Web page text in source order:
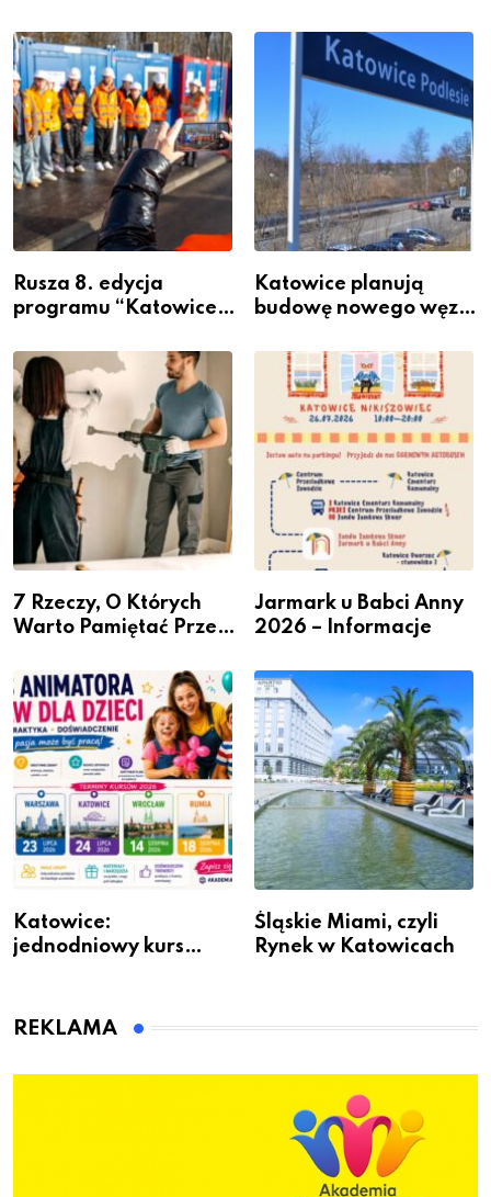
Rusza 8. edycja
programu “Katowice
– nabór dla
przedsiębiorców
Katowice planują
budowę nowego węzła
Podlesiu
7 Rzeczy, O Których
Warto Pamiętać Przed
Jarmark u Babci Anny
2026 – Informacje
Katowice:
jednodniowy kurs
dzieci
Śląskie Miami, czyli
Rynek w Katowicach
REKLAMA